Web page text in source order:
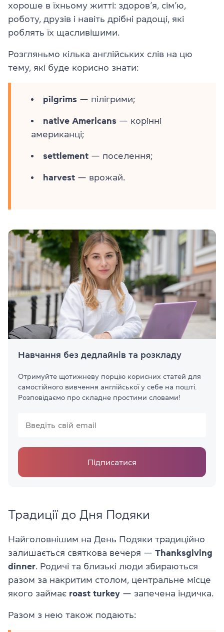
хороше в їхньому житті: здоров’я, сім’ю,
роботу, друзів і навіть дрібні радощі, які
роблять їх щасливішими.
Розгляньмо кілька англійських слів на цю
тему, які буде корисно знати:
pilgrims — пілігрими;
native Americans — корінні
американці;
settlement — поселення;
harvest — врожай.
Навчання без дедлайнів та розкладу
Отримуйте щотижневу порцію корисних статей для
самостійного вивчення англійської у себе на пошті.
Розповідаємо про складне простими словами!
Підписатися
Традиції до Дня Подяки
Найголовнішим на День Подяки традиційно
залишається святкова вечеря — Thanksgiving
dinner. Родичі та близькі люди збираються
разом за накритим столом, центральне місце
якого займає roast turkey — запечена індичка.
Разом з нею також подають: